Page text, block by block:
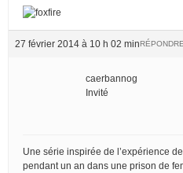
27 février 2014 à 10 h 02 minRÉPONDRE
caerbannog
Invité
Une série inspirée de l’expérience
pendant un an dans une prison de